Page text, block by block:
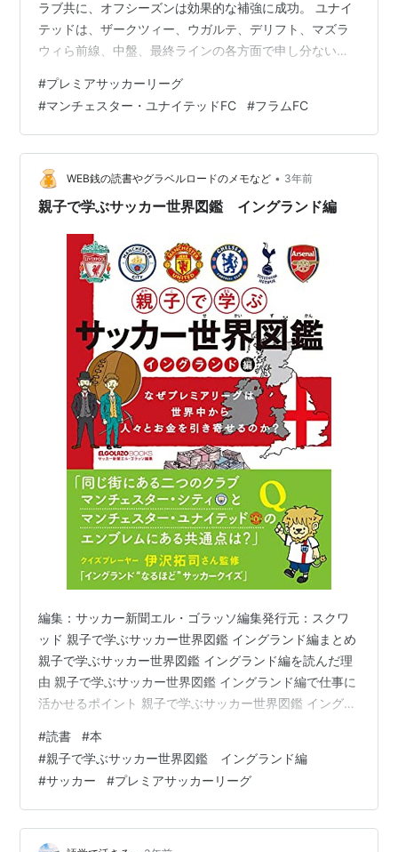
ラブ共に、オフシーズンは効果的な補強に成功。 ユナイ
テッドは、ザークツィー、ウガルテ、デリフト、マズラ
ウィら前線、中盤、最終ラインの各方面で申し分ないス
や、ビジャレアルからクエンカを獲得するなど的確な補
強を敢行。 特に、万能型FWのザークツィーがプレミアで
どこまでプレーできるか、天才スミス・ロウが新天地で
どのように活躍するかに注目。 スタメン/フォーメーショ
ン " data-darkreader-inline-color=""> ユ…
#プレミアサッカーリーグ
#マンチェスター・ユナイテッドFC #フラムFC
WEB銭の読書やグラベルロードのメモなど • 3年前
親子で学ぶサッカー世界図鑑 イングランド編
編集：サッカー新聞エル・ゴラッソ編集発行元：スクワ
ッド 親子で学ぶサッカー世界図鑑 イングランド編まとめ
親子で学ぶサッカー世界図鑑 イングランド編を読んだ理
由 親子で学ぶサッカー世界図鑑 イングランド編で仕事に
活かせるポイント 親子で学ぶサッカー世界図鑑 イングラ
編まとめ 親子ではなく、お父さんが学びました。サッカ
ーについて、プレミアムリーグについてしっかりと学ぶ
ことができますよ。 親子で学ぶサッカー世界図鑑 イング
ランド編を読んだ理由 プレミアムリーグについて知りた
かったので 親子で学ぶサッカー世界図鑑 イングランド編
#読書 #本
#親子で学ぶサッカー世界図鑑 イングランド編
#サッカー #プレミアサッカーリーグ